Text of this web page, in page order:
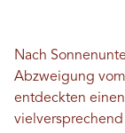
Nach
Abzweigung
entdeckten